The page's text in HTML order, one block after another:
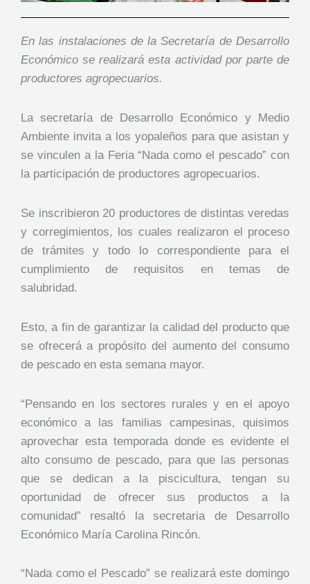
En las instalaciones de la Secretaría de Desarrollo
Económico se realizará esta actividad por parte de
productores agropecuarios.
La secretaría de Desarrollo Económico y Medio
Ambiente invita a los yopaleños para que asistan y
se vinculen a la Feria “Nada como el pescado” con
la participación de productores agropecuarios.
Se inscribieron 20 productores de distintas veredas
y corregimientos, los cuales realizaron el proceso
de trámites y todo lo correspondiente para el
cumplimiento de requisitos en temas de
salubridad.
Esto, a fin de garantizar la calidad del producto que
se ofrecerá a propósito del aumento del consumo
de pescado en esta semana mayor.
“Pensando en los sectores rurales y en el apoyo
económico a las familias campesinas, quisimos
aprovechar esta temporada donde es evidente el
alto consumo de pescado, para que las personas
que se dedican a la piscicultura, tengan su
oportunidad de ofrecer sus productos a la
comunidad” resaltó la secretaria de Desarrollo
Económico María Carolina Rincón.
“Nada como el Pescado” se realizará este domingo